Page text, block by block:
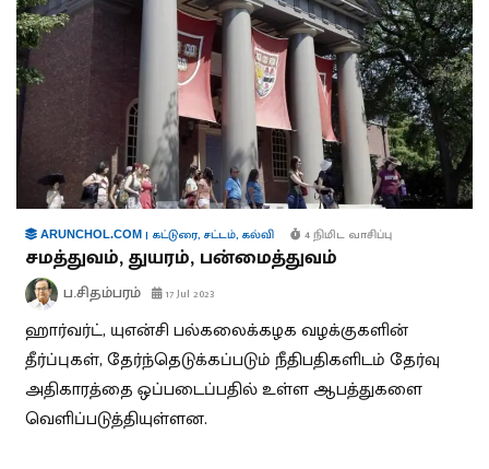
ARUNCHOL.COM | கட்டுரை, சட்டம், கல்வி 4 நிமிட வாசிப்பு
சமத்துவம், துயரம், பன்மைத்துவம்
ப.சிதம்பரம் 17 Jul 2023
ஹார்வர்ட், யுஎன்சி பல்கலைக்கழக வழக்குகளின்
தீர்ப்புகள், தேர்ந்தெடுக்கப்படும் நீதிபதிகளிடம் தேர்வு
அதிகாரத்தை ஒப்படைப்பதில் உள்ள ஆபத்துகளை
வெளிப்படுத்தியுள்ளன.